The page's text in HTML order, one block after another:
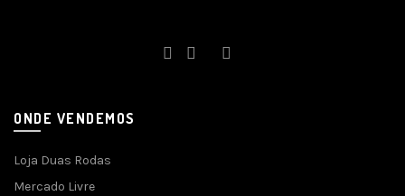
ONDE VENDEMOS
Loja Duas Rodas
Mercado Livre